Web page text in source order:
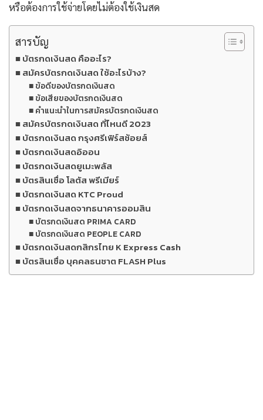
หรือต้องการใช้จ่ายโดยไม่ต้องใช้เงินสด
สารบัญ
บัตรกดเงินสด คืออะไร?
สมัครบัตรกดเงินสด ใช้อะไรบ้าง?
ข้อดีของบัตรกดเงินสด
ข้อเสียของบัตรกดเงินสด
คำแนะนำในการสมัครบัตรกดเงินสด
สมัครบัตรกดเงินสด ที่ไหนดี 2023
บัตรกดเงินสด กรุงศรีเฟิร์สช้อยส์
บัตรกดเงินสดอิออน
บัตรกดเงินสดยูเมะพลัส
บัตรสินเชื่อ โลตัส พรีเมียร์
บัตรกดเงินสด KTC Proud
บัตรกดเงินสดจากธนาคารออมสิน
บัตรกดเงินสด PRIMA CARD
บัตรกดเงินสด PEOPLE CARD
บัตรกดเงินสดกสิกรไทย K Express Cash
บัตรสินเชื่อ บุคคลธนชาต FLASH Plus